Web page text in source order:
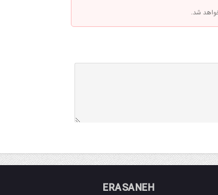
شد.
ERASANEH